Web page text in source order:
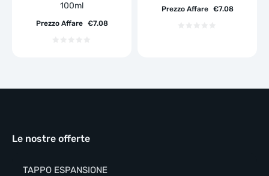
100ml
€7.08
Prezzo Affare
€7.08
Prezzo Affare
Le nostre offerte
TAPPO ESPANSIONE